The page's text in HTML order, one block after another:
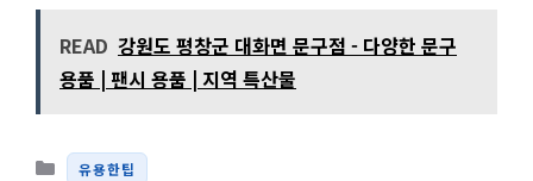
READ 강원도 평창군 대화면 문구점 - 다양한 문구
용품 | 팬시 용품 | 지역 특산물
카테고리
유용한팁